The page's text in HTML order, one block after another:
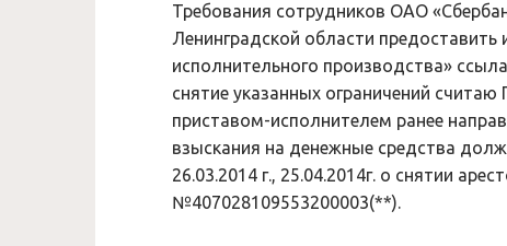
Требования сотрудников ОАО
Ленинградской области
исполнительного производства»
снятие указанных ограничений
приставом-исполнителем ранее
взыскания на денежные средства
26.03.2014 г., 25.04.2014г. о снятии
№407028109553200003(**).